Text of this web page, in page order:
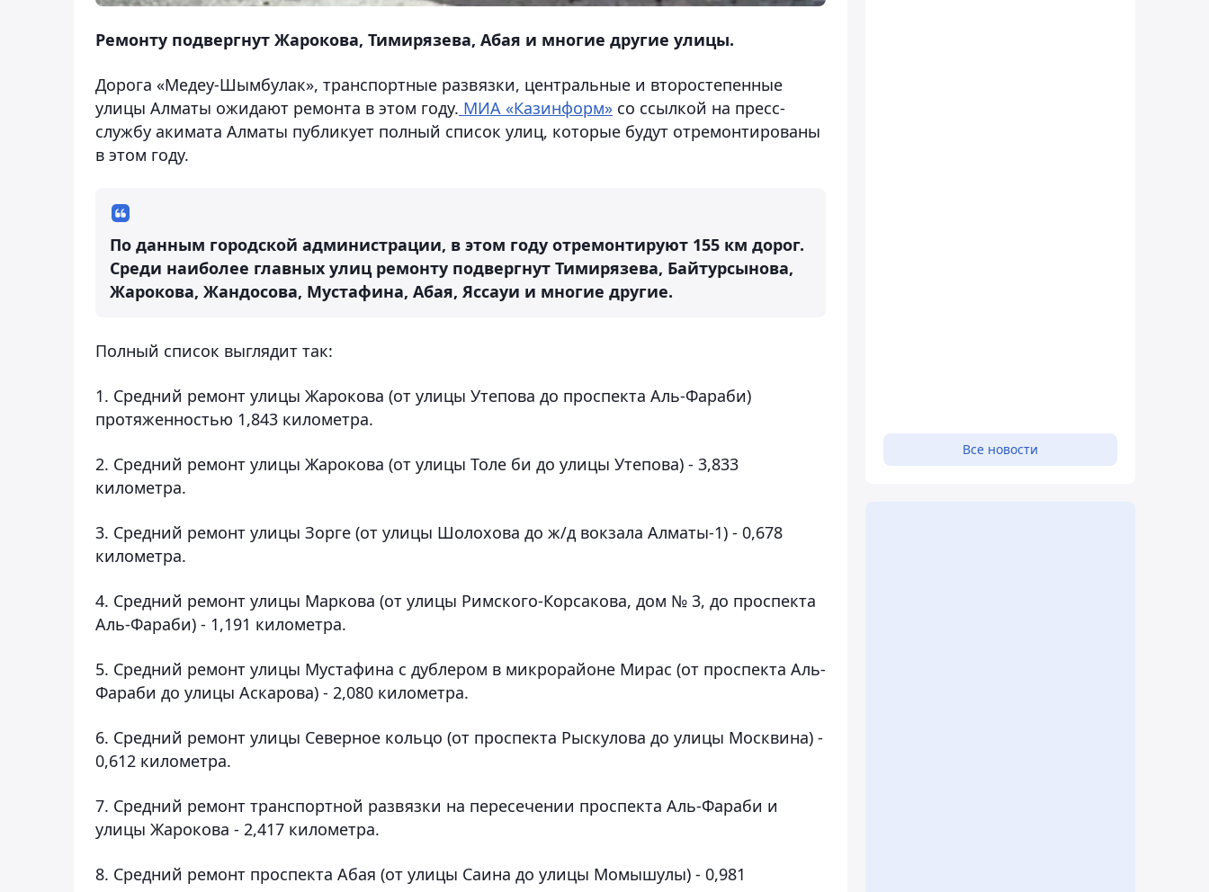
Ремонту подвергнут Жарокова, Тимирязева, Абая и многие другие улицы.
Дорога «Медеу-Шымбулак», транспортные развязки, центральные и второстепенные
улицы Алматы ожидают ремонта в этом году. МИА «Казинформ» со ссылкой на пресс-
службу акимата Алматы публикует полный список улиц, которые будут отремонтированы
в этом году.
По данным городской администрации, в этом году отремонтируют 155 км дорог.
Среди наиболее главных улиц ремонту подвергнут Тимирязева, Байтурсынова,
Жарокова, Жандосова, Мустафина, Абая, Яссауи и многие другие.
Полный список выглядит так:
1. Средний ремонт улицы Жарокова (от улицы Утепова до проспекта Аль-Фараби)
протяженностью 1,843 километра.
2. Средний ремонт улицы Жарокова (от улицы Толе би до улицы Утепова) - 3,833
километра.
3. Средний ремонт улицы Зорге (от улицы Шолохова до ж/д вокзала Алматы-1) - 0,678
километра.
4. Средний ремонт улицы Маркова (от улицы Римского-Корсакова, дом № 3, до проспекта
Аль-Фараби) - 1,191 километра.
5. Средний ремонт улицы Мустафина с дублером в микрорайоне Мирас (от проспекта Аль-
Фараби до улицы Аскарова) - 2,080 километра.
6. Средний ремонт улицы Северное кольцо (от проспекта Рыскулова до улицы Москвина) -
0,612 километра.
7. Средний ремонт транспортной развязки на пересечении проспекта Аль-Фараби и
улицы Жарокова - 2,417 километра.
8. Средний ремонт проспекта Абая (от улицы Саина до улицы Момышулы) - 0,981
Все новости